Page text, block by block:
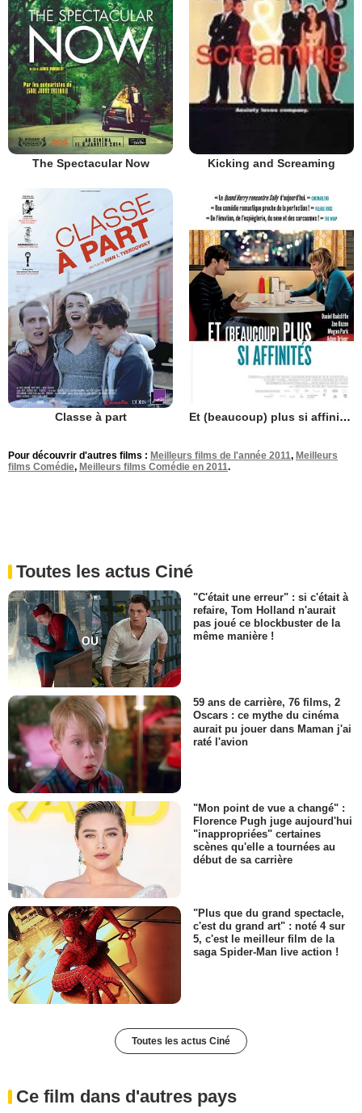
The Spectacular Now Kicking and Screaming
Classe à part Et (beaucoup) plus si affinités
Pour découvrir d'autres films : Meilleurs films de l'année 2011, Meilleurs
films Comédie, Meilleurs films Comédie en 2011.
Toutes les actus Ciné
"C'était une erreur" : si c'était à
refaire, Tom Holland n'aurait
pas joué ce blockbuster de la
même manière !
59 ans de carrière, 76 films, 2
Oscars : ce mythe du cinéma
aurait pu jouer dans Maman j'ai
raté l'avion
"Mon point de vue a changé" :
Florence Pugh juge aujourd'hui
"inappropriées" certaines
scènes qu'elle a tournées au
début de sa carrière
"Plus que du grand spectacle,
c'est du grand art" : noté 4 sur
5, c'est le meilleur film de la
saga Spider-Man live action !
Toutes les actus Ciné
Ce film dans d'autres pays